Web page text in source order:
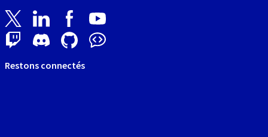
Restons connectés